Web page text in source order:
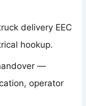
delivery EEC
hookup.
—
operator